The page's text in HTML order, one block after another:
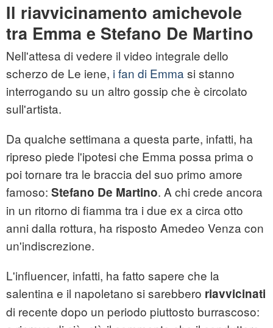
Il riavvicinamento amichevole
tra Emma e Stefano De Martino
Nell'attesa di vedere il video integrale dello
scherzo de Le iene, i fan di Emma si stanno
interrogando su un altro gossip che è circolato
sull'artista.
Da qualche settimana a questa parte, infatti, ha
ripreso piede l'ipotesi che Emma possa prima o
poi tornare tra le braccia del suo primo amore
famoso: Stefano De Martino. A chi crede ancora
in un ritorno di fiamma tra i due ex a circa otto
anni dalla rottura, ha risposto Amedeo Venza con
un'indiscrezione.
L'influencer, infatti, ha fatto sapere che la
salentina e il napoletano si sarebbero riavvicinati
di recente dopo un periodo piuttosto burrascoso: